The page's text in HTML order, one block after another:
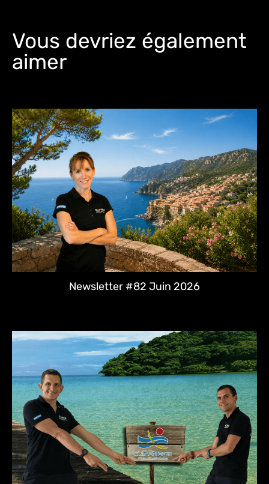
Vous devriez également
aimer
Newsletter #82 Juin 2026